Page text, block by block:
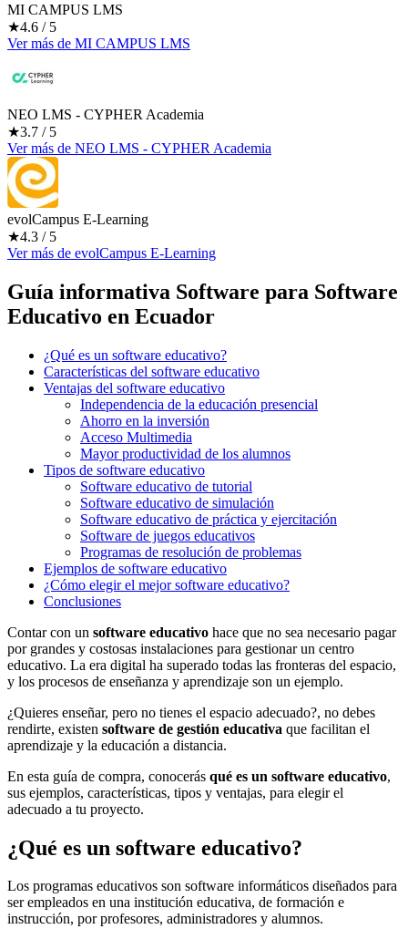
MI CAMPUS LMS
★4.6 / 5
Ver más de MI CAMPUS LMS
NEO LMS - CYPHER Academia
★3.7 / 5
Ver más de NEO LMS - CYPHER Academia
evolCampus E-Learning
★4.3 / 5
Ver más de evolCampus E-Learning
Guía informativa Software para Software
Educativo en Ecuador
¿Qué es un software educativo?
Características del software educativo
Ventajas del software educativo
Independencia de la educación presencial
Ahorro en la inversión
Acceso Multimedia
Mayor productividad de los alumnos
Tipos de software educativo
Software educativo de tutorial
Software educativo de simulación
Software educativo de práctica y ejercitación
Software de juegos educativos
Programas de resolución de problemas
Ejemplos de software educativo
¿Cómo elegir el mejor software educativo?
Conclusiones
Contar con un software educativo hace que no sea necesario pagar
por grandes y costosas instalaciones para gestionar un centro
educativo. La era digital ha superado todas las fronteras del espacio,
y los procesos de enseñanza y aprendizaje son un ejemplo.
¿Quieres enseñar, pero no tienes el espacio adecuado?, no debes
rendirte, existen software de gestión educativa que facilitan el
aprendizaje y la educación a distancia.
En esta guía de compra, conocerás qué es un software educativo,
sus ejemplos, características, tipos y ventajas, para elegir el
adecuado a tu proyecto.
¿Qué es un software educativo?
Los programas educativos son software informáticos diseñados para
ser empleados en una institución educativa, de formación e
instrucción, por profesores, administradores y alumnos.